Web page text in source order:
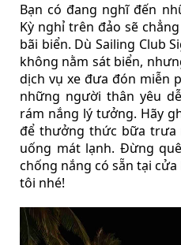
Bạn có đang nghĩ đến
Kỳ nghỉ trên đảo sẽ
bãi biển. Dù Sailing Club
không nằm sát biển,
dịch vụ xe đưa đón miễn
những người thân yêu
rám nắng lý tưởng. Hãy
để thưởng thức bữa trưa
uống mát lạnh. Đừng
chống nắng có sẵn tại
tôi nhé!